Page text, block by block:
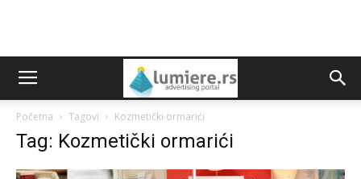
Početna Tagovi Kozmetički ormarići
Tag: Kozmetički ormarići